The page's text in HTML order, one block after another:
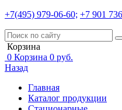
+7(495) 979-06-60; +7 901
Корзина
0 Корзина 0 руб.
Назад
Главная
Каталог продукции